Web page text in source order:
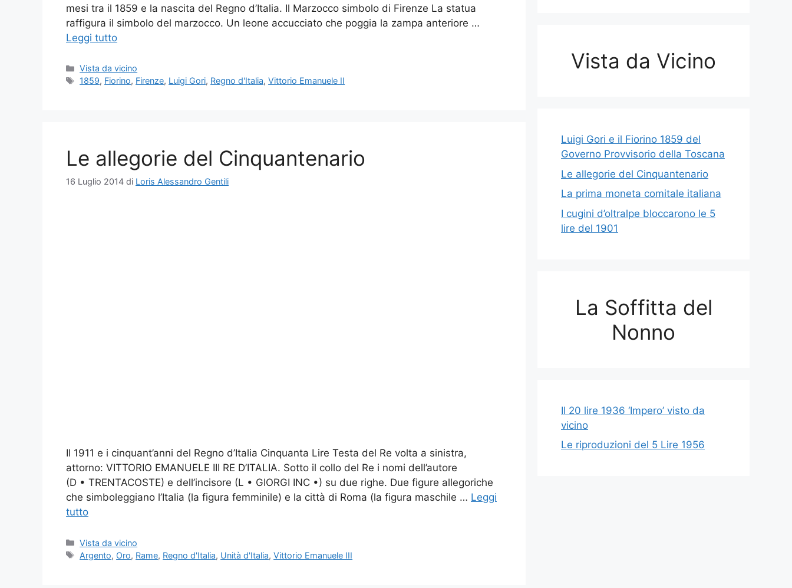
mesi tra il 1859 e la nascita del Regno d’Italia. Il Marzocco simbolo di Firenze La statua
raffigura il simbolo del marzocco. Un leone accucciato che poggia la zampa anteriore …
Leggi tutto
Categorie
Vista da vicino
Tag
1859, Fiorino, Firenze, Luigi Gori, Regno d'Italia,Vittorio Emanuele II
Le allegorie del Cinquantenario
16 Luglio 2014 di Loris Alessandro Gentili
Il 1911 e i cinquant’anni del Regno d’Italia Cinquanta Lire Testa del Re volta a sinistra,
attorno: VITTORIO EMANUELE III RE D’ITALIA. Sotto il collo del Re i nomi dell’autore
(D • TRENTACOSTE) e dell’incisore (L • GIORGI INC •) su due righe. Due figure allegoriche
che simboleggiano l’Italia (la figura femminile) e la città di Roma (la figura maschile … Leggi
tutto
Categorie
Vista da vicino
Tag
Argento, Oro, Rame, Regno d'Italia, Unità d'Italia,Vittorio Emanuele III
Vista da Vicino
Luigi Gori e il Fiorino 1859 del
Governo Provvisorio della Toscana
Le allegorie del Cinquantenario
La prima moneta comitale italiana
I cugini d’oltralpe bloccarono le 5
lire del 1901
La Soffitta del
Nonno
Il 20 lire 1936 ‘Impero’ visto da
vicino
Le riproduzioni del 5 Lire 1956